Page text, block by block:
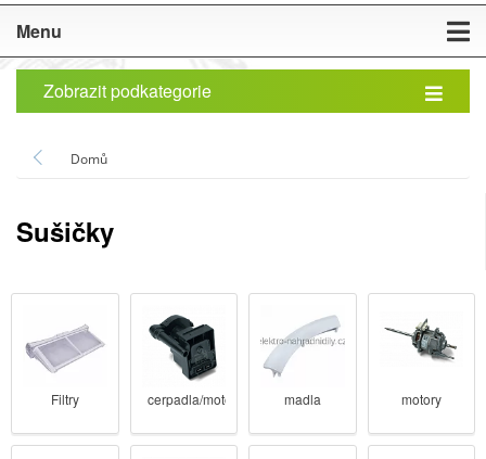
Menu
Zobrazit podkategorie
Domů
Sušičky
Filtry cerpadla/motorky madla motory